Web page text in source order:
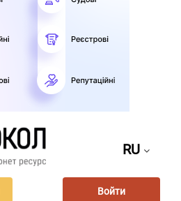
RU
Войти